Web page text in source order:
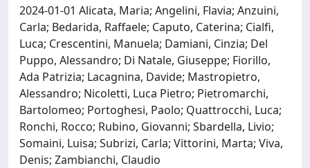
2024-01-01 Alicata, Maria; Angelini, Flavia; Anzuini,
Carla; Bedarida, Raffaele; Caputo, Caterina; Cialfi,
Luca; Crescentini, Manuela; Damiani, Cinzia; Del
Puppo, Alessandro; Di Natale, Giuseppe; Fiorillo,
Ada Patrizia; Lacagnina, Davide; Mastropietro,
Alessandro; Nicoletti, Luca Pietro; Pietromarchi,
Bartolomeo; Portoghesi, Paolo; Quattrocchi, Luca;
Ronchi, Rocco; Rubino, Giovanni; Sbardella, Livio;
Somaini, Luisa; Subrizi, Carla; Vittorini, Marta; Viva,
Denis; Zambianchi, Claudio